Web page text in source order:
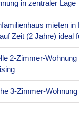
in zentraler Lage
mieten in
Zeit (2 Jahre) ideal
2-Zimmer-
3-Zimmer-